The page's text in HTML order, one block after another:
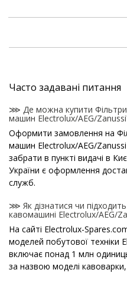
Часто задавані питання
⋙ Де можна купити Фільтри
машин Electrolux/AEG/
Оформити замовлення на
машин Electrolux/AEG/
забрати в пункті видачі в
України є оформлення
служб.
⋙ Як дізнатися чи
кавомашині Electrolux/AEG/
На сайті Electrolux-
моделей побутової техніки
включає понад 1 млн
за назвою моделі